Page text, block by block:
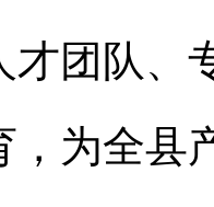
才团队、
，为全县